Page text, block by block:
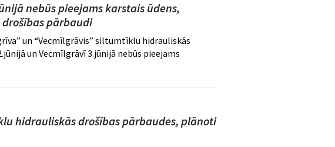
nebūs pieejams karstais ūdens,
pārbaudi
un “Vecmīlgrāvis” siltumtīklu hidrauliskās
un Vecmīlgrāvī 3.jūnijā nebūs pieejams
hidrauliskās drošības pārbaudes, plānoti